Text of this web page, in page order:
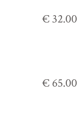
€ 32.00
€ 65.00